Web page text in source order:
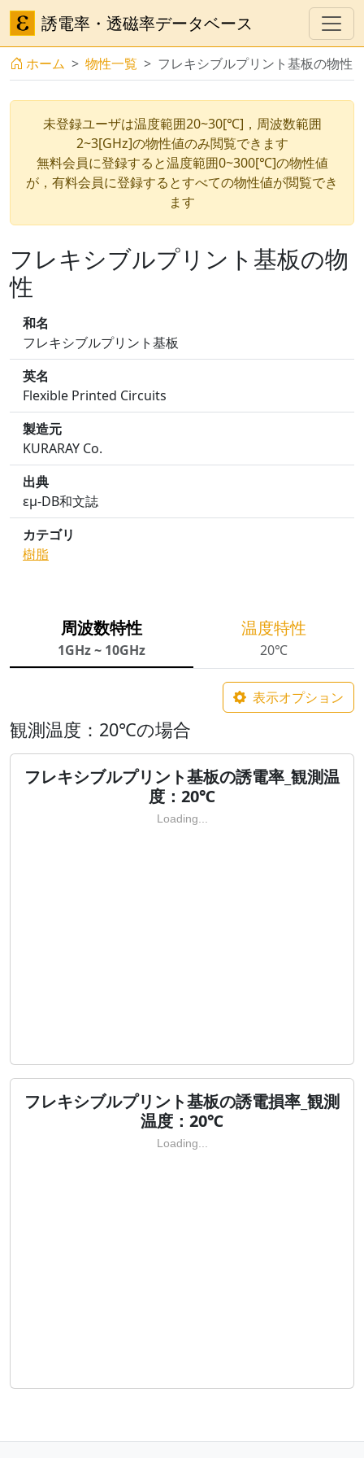
誘電率・透磁率データベース
ホーム 物性一覧 フレキシブルプリント基板の物性
未登録ユーザは温度範囲20~30[℃]，周波数範囲
2~3[GHz]の物性値のみ閲覧できます
無料会員に登録すると温度範囲0~300[℃]の物性値
が，有料会員に登録するとすべての物性値が閲覧でき
ます
フレキシブルプリント基板の物
性
和名
フレキシブルプリント基板
英名
Flexible Printed Circuits
製造元
KURARAY Co.
出典
εμ-DB和文誌
カテゴリ
樹脂
周波数特性
1GHz ~ 10GHz
温度特性
20℃
表示オプション
観測温度：20℃の場合
フレキシブルプリント基板の誘電率_観測温
度：20℃
Loading...
フレキシブルプリント基板の誘電損率_観測
温度：20℃
Loading...